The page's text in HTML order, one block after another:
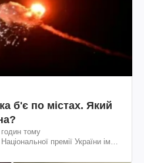
б'є по містах. Який
годин тому
премії України ім.